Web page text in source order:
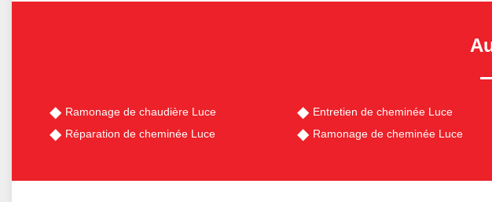
Ramonage de chaudière Luce
Réparation de cheminée Luce
Entretien de cheminée Luce
Ramonage de cheminée Luce